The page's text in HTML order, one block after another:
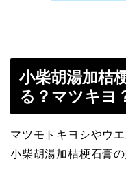
小柴胡湯加桔
る？マツキヨ
マツモトキヨシやウ
小柴胡湯加桔梗石膏